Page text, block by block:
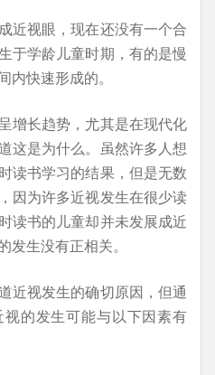
近视眼，现在还没有一个合
于学龄儿童时期，有的是慢
快速形成的。
增长趋势，尤其是在现代化
这是为什么。虽然许多人想
读书学习的结果，但是无数
因为许多近视发生在很少读
读书的儿童却并未发展成近
生没有正相关。
近视发生的确切原因，但通
的发生可能与以下因素有